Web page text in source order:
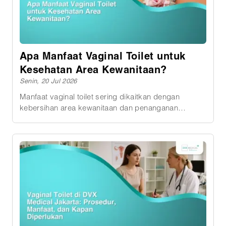
pemeriksaan dokter diperlukan untuk memastikan
penyebabnya dan menentukan penanganan yang
Apa Manfaat Vaginal Toilet untuk
Kesehatan Area Kewanitaan?
Senin, 20 Jul 2026
Manfaat vaginal toilet sering dikaitkan dengan
kebersihan area kewanitaan dan penanganan
perlu menilai keluhan, kondisi vagina, serta tujuan
tindakan sebelum merekomendasikannya. Vagina
sebenarnya memiliki mekanisme alami untuk
menjaga kebersihannya. Cairan vagina membantu
membawa keluar sel-sel mati dan menjaga
lingkungan vagina tetap seimbang. Karena itu,
vaginal toilet tidak bertujuan
&ldquomembersihkan&rdquo vagina yang sehat atau